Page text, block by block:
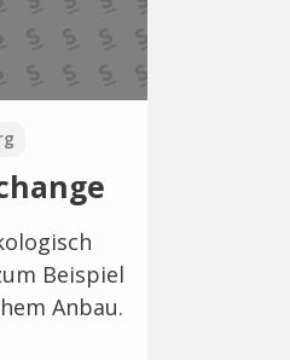
Beispiel
Anbau.